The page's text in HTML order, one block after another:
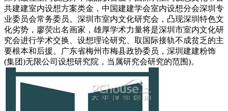
共建建室内设想方案类金，中国建建学会室内设想分会深圳专
业委员会常务委员。深圳市室内文化研究会，凸现深圳特色文
化劣势，廖荧出名画家，雄厚学术力量将是深圳市室内文化研
究会进行学术交换、设想理论研究、取国际接轨不成贫乏的主
要根本和后援。广东省梅州市梅县政协委员，深圳建建粉饰
(集团)无限公司设想研究院，当属研究会研究的范围)。